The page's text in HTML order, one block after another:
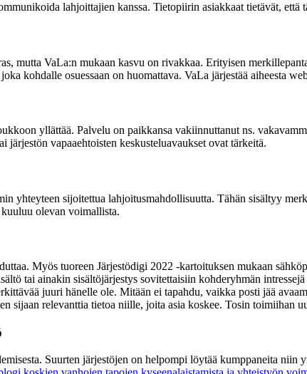
lahjoittajien kanssa. Tietopiirin asiakkaat tietävät,
mutta VaLa:n mukaan kasvu on rivakkaa. Erityisen
kohdalle osuessaan on huomattava. VaLa järjestää aiheesta
yllättää. Palvelu on paikkansa vakiinnuttanut ns.
järjestön vapaaehtoisten keskusteluavaukset ovat tärkeitä.
yhteyteen sijoitettua lahjoitusmahdollisuutta. Tähän sisältyy
olevan voimallista.
Myös tuoreen Järjestödigi 2022 -kartoituksen mukaan
tai ainakin sisältöjärjestys sovitettaisiin kohderyhmän
juuri hänelle ole. Mitään ei tapahdu, vaikka posti jää
sijaan relevanttia tietoa niille, joita asia koskee. Tosin toimiihan
Suurten järjestöjen on helpompi löytää kumppaneita